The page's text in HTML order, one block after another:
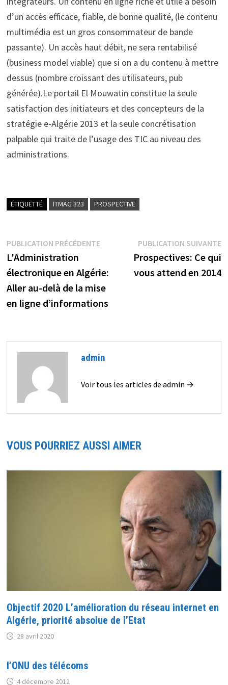
d’un accès efficace, fiable, de bonne qualité, (le contenu
multimédia est un gros consommateur de bande
passante). Un accès haut débit, ne sera rentabilisé
(business model viable) que si on a du contenu à mettre
dessus (nombre croissant des utilisateurs, pub
générée).Le portail El Mouwatin constitue la seule
satisfaction des initiateurs et des concepteurs de la
stratégie e-Algérie 2013 et la seule concrétisation
palpable qui traite de l’usage des TIC au niveau des
administrations.
ÉTIQUETTÉ ITMAG 323 PROSPECTIVE
Navigation
de
l’article
PUBLICATION PRÉCÉDENTEPublication
précédente :
L'Administration
électronique en Algérie:
Aller au-delà de la mise
en ligne d’informations
PUBLICATION SUIVANTE
Prospectives: Ce qui
vous attend en 2014
admin
Voir tous les articles de admin →
VOUS POURRIEZ AUSSI AIMER
Objectif 2020 L’amélioration du réseau internet en
Algérie, priorité absolue de l’Etat
28 avril 2020
l’ONU des télécoms
4 décembre 2012